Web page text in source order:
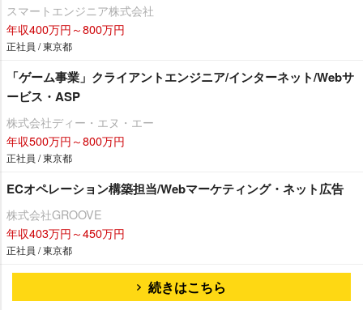
スマートエンジニア株式会社
年収400万円～800万円
正社員 / 東京都
「ゲーム事業」クライアントエンジニア/インターネット/Webサ
ービス・ASP
株式会社ディー・エヌ・エー
年収500万円～800万円
正社員 / 東京都
ECオペレーション構築担当/Webマーケティング・ネット広告
株式会社GROOVE
年収403万円～450万円
正社員 / 東京都
続きはこちら